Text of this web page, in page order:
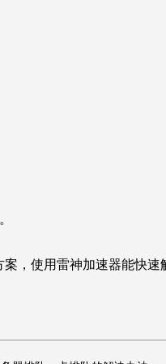
，使用雷神加速器能快速